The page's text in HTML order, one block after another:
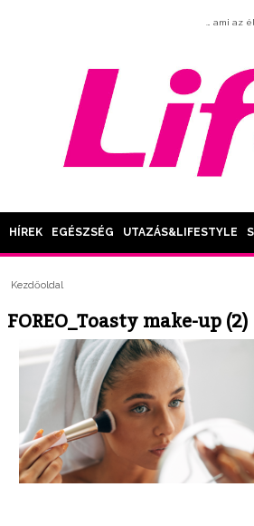
… ami az
HÍREK EGÉSZSÉG UTAZÁS&LIFESTYLE
Kezdőoldal
FOREO_Toasty make-up (2)